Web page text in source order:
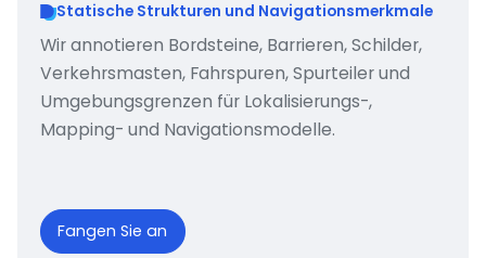
Statische Strukturen und Navigationsmerkmale
Wir annotieren Bordsteine, Barrieren, Schilder,
Verkehrsmasten, Fahrspuren, Spurteiler und
Umgebungsgrenzen für Lokalisierungs-,
Mapping- und Navigationsmodelle.
Fangen Sie an